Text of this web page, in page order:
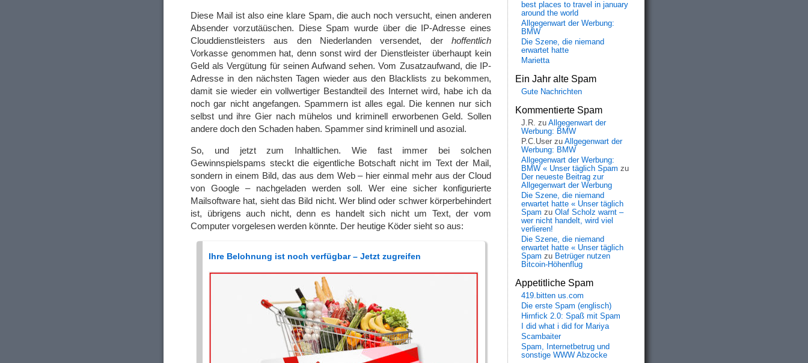
Diese Mail ist also eine klare Spam, die auch noch versucht, einen anderen
Absender vorzutäüschen. Diese Spam wurde über die IP-Adresse eines
Clouddienstleisters aus den Niederlanden versendet, der hoffentlich
Vorkasse genommen hat, denn sonst wird der Dienstleister überhaupt kein
Geld als Vergütung für seinen Aufwand sehen. Vom Zusatzaufwand, die IP-
Adresse in den nächsten Tagen wieder aus den Blacklists zu bekommen,
damit sie wieder ein vollwertiger Bestandteil des Internet wird, habe ich da
noch gar nicht angefangen. Spammern ist alles egal. Die kennen nur sich
selbst und ihre Gier nach mühelos und kriminell erworbenen Geld. Sollen
andere doch den Schaden haben. Spammer sind kriminell und asozial.
So, und jetzt zum Inhaltlichen. Wie fast immer bei solchen
Gewinnspielspams steckt die eigentliche Botschaft nicht im Text der Mail,
sondern in einem Bild, das aus dem Web – hier einmal mehr aus der Cloud
von Google – nachgeladen werden soll. Wer eine sicher konfigurierte
Mailsoftware hat, sieht das Bild nicht. Wer blind oder schwer körperbehindert
ist, übrigens auch nicht, denn es handelt sich nicht um Text, der vom
Computer vorgelesen werden könnte. Der heutige Köder sieht so aus:
Ihre Belohnung ist noch verfügbar – Jetzt zugreifen
best places to travel in january
around the world
Allgegenwart der Werbung:
BMW
Die Szene, die niemand
erwartet hatte
Marietta
Ein Jahr alte Spam
Gute Nachrichten
Kommentierte Spam
J.R. zu Allgegenwart der
Werbung: BMW
P.C.User zu Allgegenwart der
Werbung: BMW
Allgegenwart der Werbung:
BMW « Unser täglich Spam zu
Der neueste Beitrag zur
Allgegenwart der Werbung
Die Szene, die niemand
erwartet hatte « Unser täglich
Spam zu Olaf Scholz warnt –
wer nicht handelt, wird viel
verlieren!
Die Szene, die niemand
erwartet hatte « Unser täglich
Spam zu Betrüger nutzen
Bitcoin-Höhenflug
Appetitliche Spam
419.bitten us.com
Die erste Spam (englisch)
Hirnfick 2.0: Spaß mit Spam
I did what i did for Mariya
Scambaiter
Spam, Internetbetrug und
sonstige WWW Abzocke